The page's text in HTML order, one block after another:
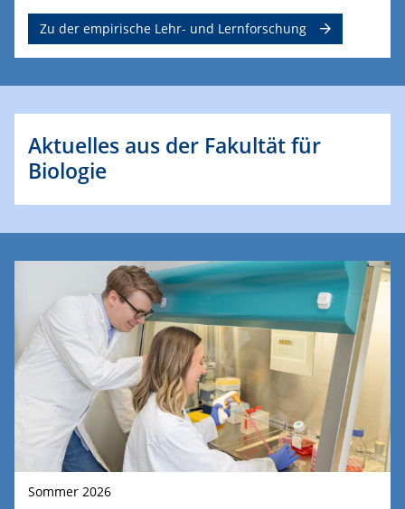
Zu der empirische Lehr- und Lernforschung
Aktuelles aus der Fakultät für
Biologie
Sommer 2026